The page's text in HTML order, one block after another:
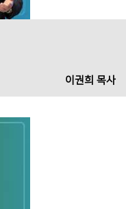
이권희 목사